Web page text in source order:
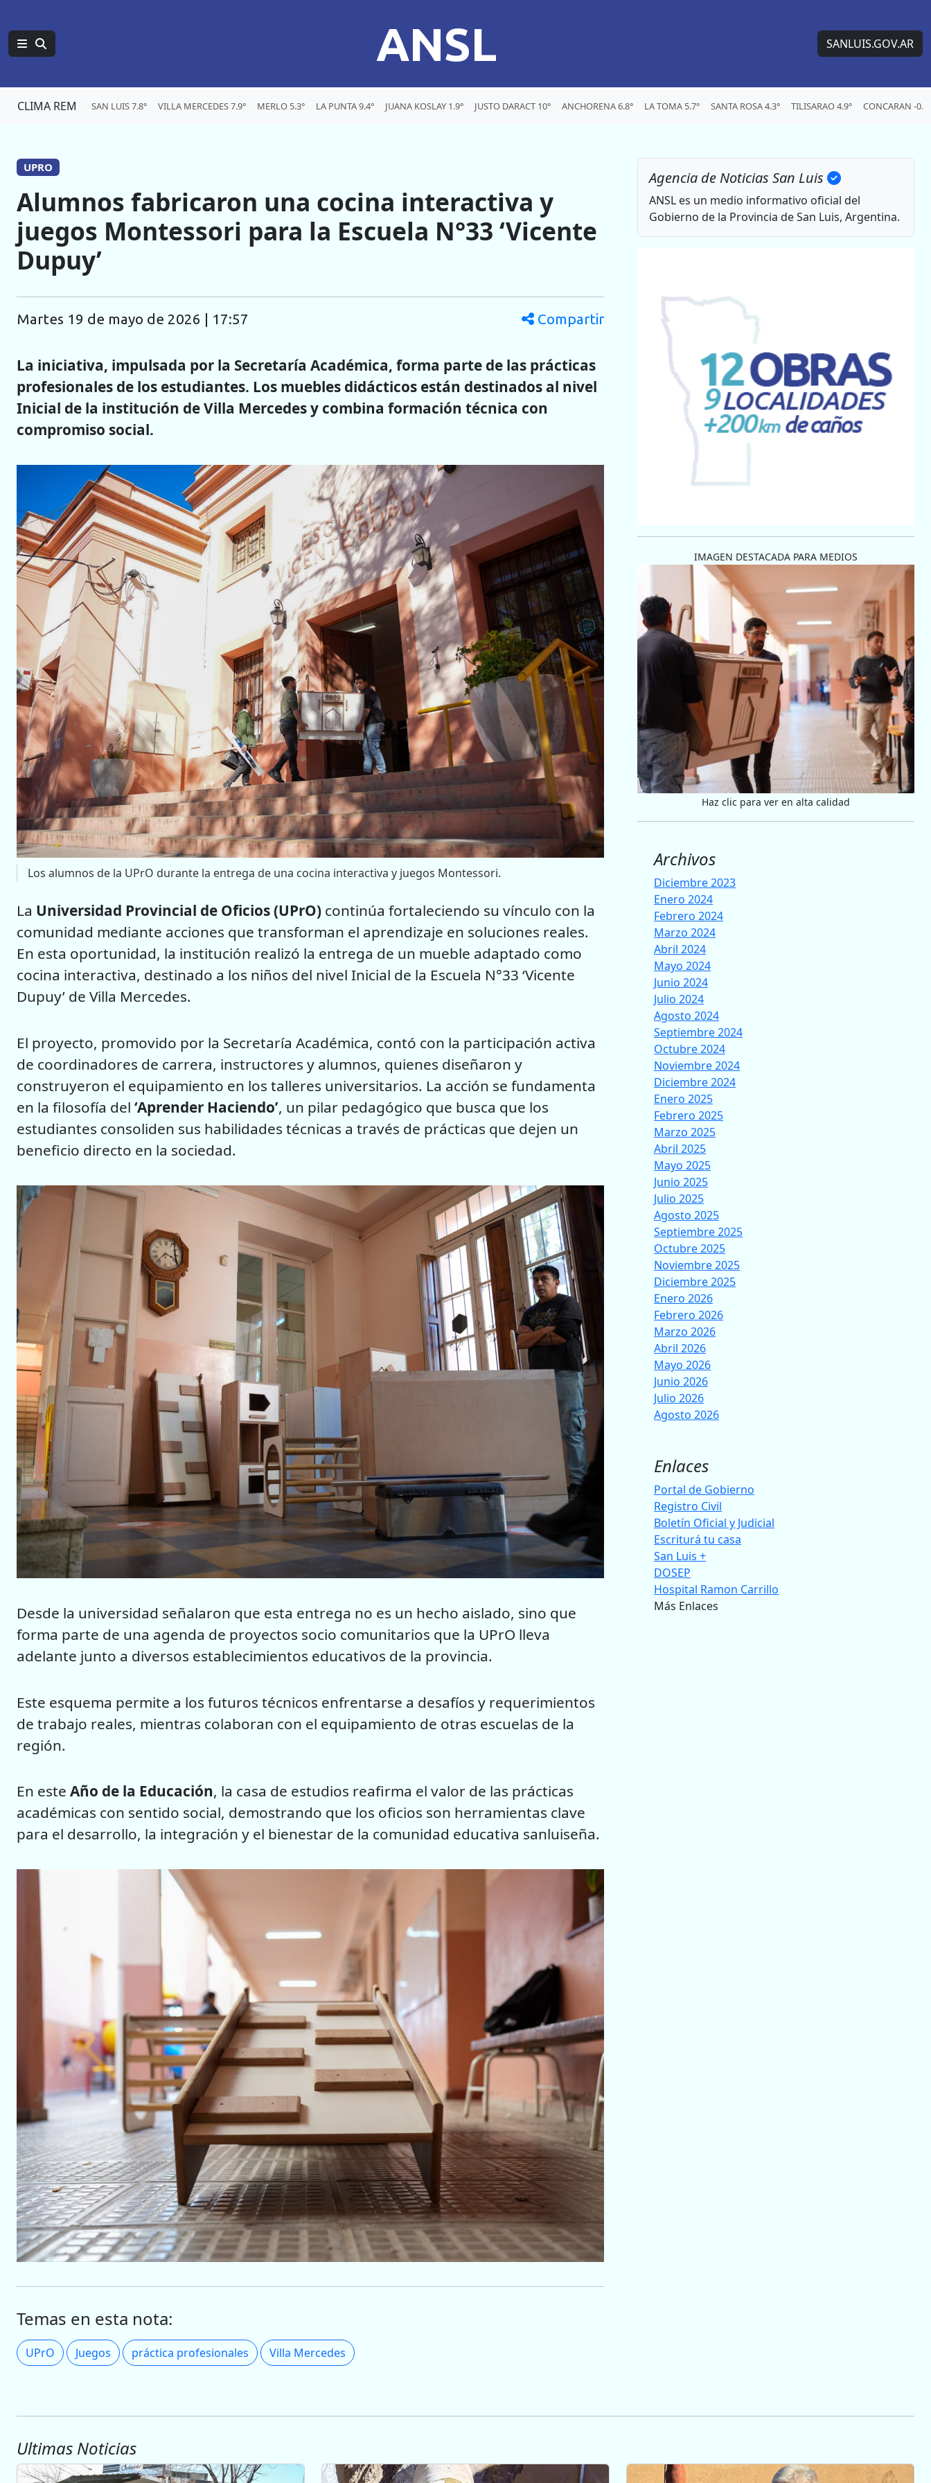
ANSL SANLUIS.GOV.AR
CLIMA REM SAN LUIS 7.8° VILLA MERCEDES 7.9° MERLO 5.3° LA PUNTA 9.4° JUANA KOSLAY 1.9° JUSTO DARACT 10° ANCHORENA 6.8° LA TOMA 5.7° SANTA ROSA 4.3° TILISARAO 4.9° CONCARAN -0.2°
UPRO
Alumnos fabricaron una cocina interactiva y
juegos Montessori para la Escuela N°33 ‘Vicente
Dupuy’
martes 19 de mayo de 2026 | 17:57 Compartir
La iniciativa, impulsada por la Secretaría Académica, forma parte de las prácticas
profesionales de los estudiantes. Los muebles didácticos están destinados al nivel
Inicial de la institución de Villa Mercedes y combina formación técnica con
compromiso social.
Los alumnos de la UPrO durante la entrega de una cocina interactiva y juegos Montessori.
La Universidad Provincial de Oficios (UPrO) continúa fortaleciendo su vínculo con la
comunidad mediante acciones que transforman el aprendizaje en soluciones reales.
En esta oportunidad, la institución realizó la entrega de un mueble adaptado como
cocina interactiva, destinado a los niños del nivel Inicial de la Escuela N°33 ‘Vicente
Dupuy’ de Villa Mercedes.
El proyecto, promovido por la Secretaría Académica, contó con la participación activa
de coordinadores de carrera, instructores y alumnos, quienes diseñaron y
construyeron el equipamiento en los talleres universitarios. La acción se fundamenta
en la filosofía del ‘Aprender Haciendo’, un pilar pedagógico que busca que los
estudiantes consoliden sus habilidades técnicas a través de prácticas que dejen un
beneficio directo en la sociedad.
Desde la universidad señalaron que esta entrega no es un hecho aislado, sino que
forma parte de una agenda de proyectos socio comunitarios que la UPrO lleva
adelante junto a diversos establecimientos educativos de la provincia.
Este esquema permite a los futuros técnicos enfrentarse a desafíos y requerimientos
de trabajo reales, mientras colaboran con el equipamiento de otras escuelas de la
región.
En este Año de la Educación, la casa de estudios reafirma el valor de las prácticas
académicas con sentido social, demostrando que los oficios son herramientas clave
para el desarrollo, la integración y el bienestar de la comunidad educativa sanluiseña.
Temas en esta nota:
UPrO Juegos práctica profesionales Villa Mercedes
Agencia de Noticias San Luis
ANSL es un medio informativo oficial del
Gobierno de la Provincia de San Luis, Argentina.
IMAGEN DESTACADA PARA MEDIOS
Haz clic para ver en alta calidad
Archivos
Diciembre 2023
Enero 2024
Febrero 2024
Marzo 2024
Abril 2024
Mayo 2024
Junio 2024
Julio 2024
Agosto 2024
Septiembre 2024
Octubre 2024
Noviembre 2024
Diciembre 2024
Enero 2025
Febrero 2025
Marzo 2025
Abril 2025
Mayo 2025
Junio 2025
Julio 2025
Agosto 2025
Septiembre 2025
Octubre 2025
Noviembre 2025
Diciembre 2025
Enero 2026
Febrero 2026
Marzo 2026
Abril 2026
Mayo 2026
Junio 2026
Julio 2026
Agosto 2026
Enlaces
Portal de Gobierno
Registro Civil
Boletín Oficial y Judicial
Escriturá tu casa
San Luis +
DOSEP
Hospital Ramon Carrillo
Más Enlaces
Ultimas Noticias